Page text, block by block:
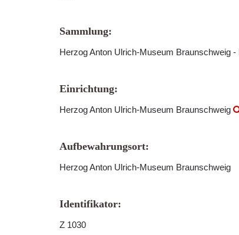
Sammlung:
Herzog Anton Ulrich-Museum Braunschweig
Einrichtung:
Herzog Anton Ulrich-Museum Braunschweig
Aufbewahrungsort:
Herzog Anton Ulrich-Museum Braunschweig
Identifikator:
Z 1030